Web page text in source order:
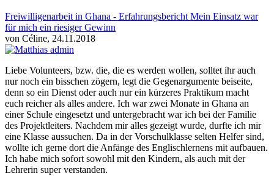
Freiwilligenarbeit in Ghana - Erfahrungsbericht Mein Einsatz war
für mich ein riesiger Gewinn
von Céline, 24.11.2018
Liebe Volunteers, bzw. die, die es werden wollen, solltet ihr auch
nur noch ein bisschen zögern, legt die Gegenargumente beiseite,
denn so ein Dienst oder auch nur ein kürzeres Praktikum macht
euch reicher als alles andere. Ich war zwei Monate in Ghana an
einer Schule eingesetzt und untergebracht war ich bei der Familie
des Projektleiters. Nachdem mir alles gezeigt wurde, durfte ich mir
eine Klasse aussuchen. Da in der Vorschulklasse selten Helfer sind,
wollte ich gerne dort die Anfänge des Englischlernens mit aufbauen.
Ich habe mich sofort sowohl mit den Kindern, als auch mit der
Lehrerin super verstanden.